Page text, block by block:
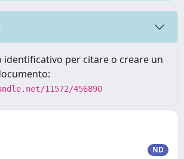
identificativo per citare o creare un
11572/456890
ND